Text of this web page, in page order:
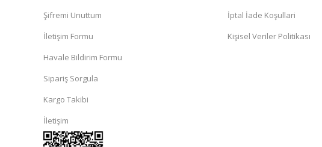
Şifremi Unuttum
İletişim Formu
Havale Bildirim Formu
Sipariş Sorgula
Kargo Takibi
İletişim
İptal İade Koşullari
Kişisel Veriler Politikası